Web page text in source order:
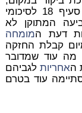
(ראה סעיף 18 לסיכומי
המתוקן לא
דעת המומחה
קבלת החזקה
4, 5, 14 ו- 15, מה עוד שמדובר
האחריותלגביהם
שנסתיימה עוד בטרם